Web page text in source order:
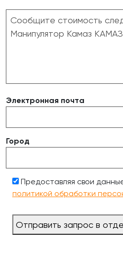
Электронная почта
Город
Предоставляя свои
политикой обработки
Отправить запрос в